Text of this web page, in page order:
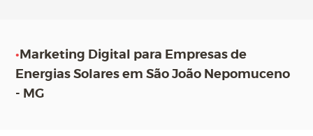
• Marketing Digital para Empresas de
Energias Solares em São João Nepomuceno
- MG